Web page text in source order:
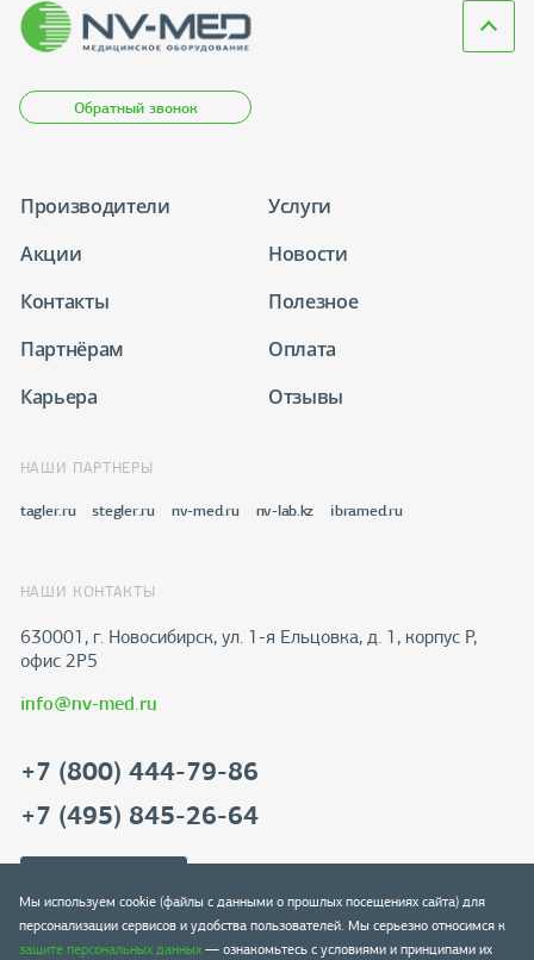
Обратный звонок
Производители
Услуги
Акции
Новости
Контакты
Полезное
Партнёрам
Оплата
Карьера
Отзывы
НАШИ ПАРТНЕРЫ
tagler.ru stegler.ru nv-med.ru nv-lab.kz ibramed.ru
НАШИ КОНТАКТЫ
630001, г. Новосибирск, ул. 1-я Ельцовка, д. 1, корпус Р,
офис 2Р5
info@nv-med.ru
+7 (800) 444-79-86
+7 (495) 845-26-64
Мы используем cookie (файлы с данными о прошлых посещениях сайта) для
персонализации сервисов и удобства пользователей. Мы серьезно относимся к
защите персональных данных— ознакомьтесь с условиями и принципами их